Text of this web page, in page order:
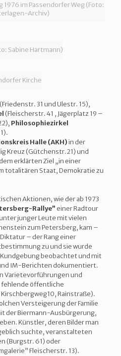
im Passendorfer Weg (Foto:
Archiv)
Sabine Hartmann)
Kirche
(Friedenstr. 31 und Ulestr. 15),
(Fleischerstr. 41 , Jägerplatz 19 –
Philosophiezirkel
Halle (AKH)in der
Kreuz (Gütchenstr.21) und
erklärten Ziel „in einer
totalitären Staat, Demokratie zu
Aktionen, wie der ab 1973
Rallye” einer Radtour
junger Leute mit vielen
zum Petersberg, kam –
– der Rang einer
zu und sie wurde
beobachtet und mit
IM-Berichten dokumentiert.
Varietevorführungen und
öffentliche
Rainstraße).
Versteigerung der Familie
der Biermann-Ausbürgerung,
Künstler, deren Bilder man
suchte, veranstalteten
(Burgstr. 61) oder
Fleischerstr. 13).